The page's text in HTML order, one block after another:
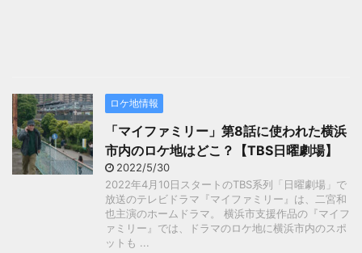
ロケ地情報
「マイファミリー」第8話に使われた横浜
市内のロケ地はどこ？【TBS日曜劇場】
2022/5/30
2022年4月10日スタートのTBS系列「日曜劇場」で
放送のテレビドラマ『マイファミリー』は、二宮和
也主演のホームドラマ。 横浜市支援作品の『マイフ
ァミリー』では、ドラマのロケ地に横浜市内のスポ
ットも ...